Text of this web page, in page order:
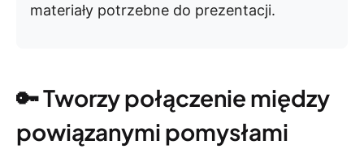
materiały potrzebne do prezentacji.
🔑 Tworzy połączenie między
powiązanymi pomysłami